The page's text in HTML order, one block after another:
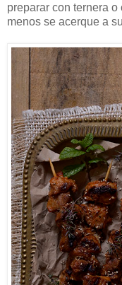
preparar con ternera
menos se acerque a